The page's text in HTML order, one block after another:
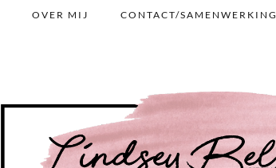
OVER MIJ CONTACT/SAMENWERKING